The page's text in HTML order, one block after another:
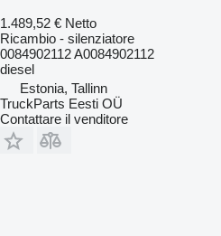
1.489,52 € Netto
Ricambio - silenziatore
0084902112 A0084902112
diesel
Estonia, Tallinn
TruckParts Eesti OÜ
Contattare il venditore